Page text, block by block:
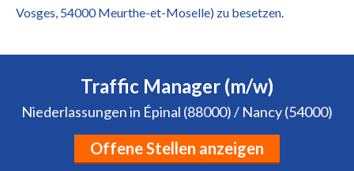
Vosges, 54000 Meurthe-et-Moselle) zu besetzen.
Traffic Manager (m/w)
Niederlassungen in Épinal (88000) / Nancy (54000)
Offene Stellen anzeigen